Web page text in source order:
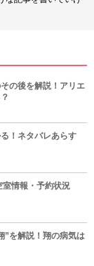
の後を解説！アリエ
！ネタバレあらす
室情報・予約状況
”を解説！翔の病気は